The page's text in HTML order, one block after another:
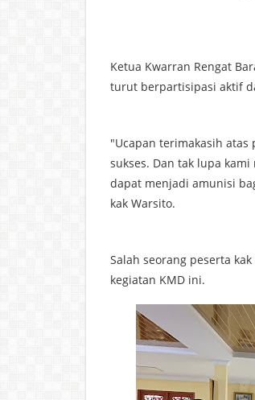
Ketua Kwarran Rengat
turut berpartisipasi aktif
"Ucapan terimakasih
sukses. Dan tak lupa
dapat menjadi amunisi
kak Warsito.
Salah seorang peserta
kegiatan KMD ini.